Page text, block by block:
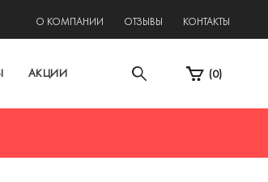
О КОМПАНИИ ОТЗЫВЫ КОНТАКТЫ
АКЦИИ (0)